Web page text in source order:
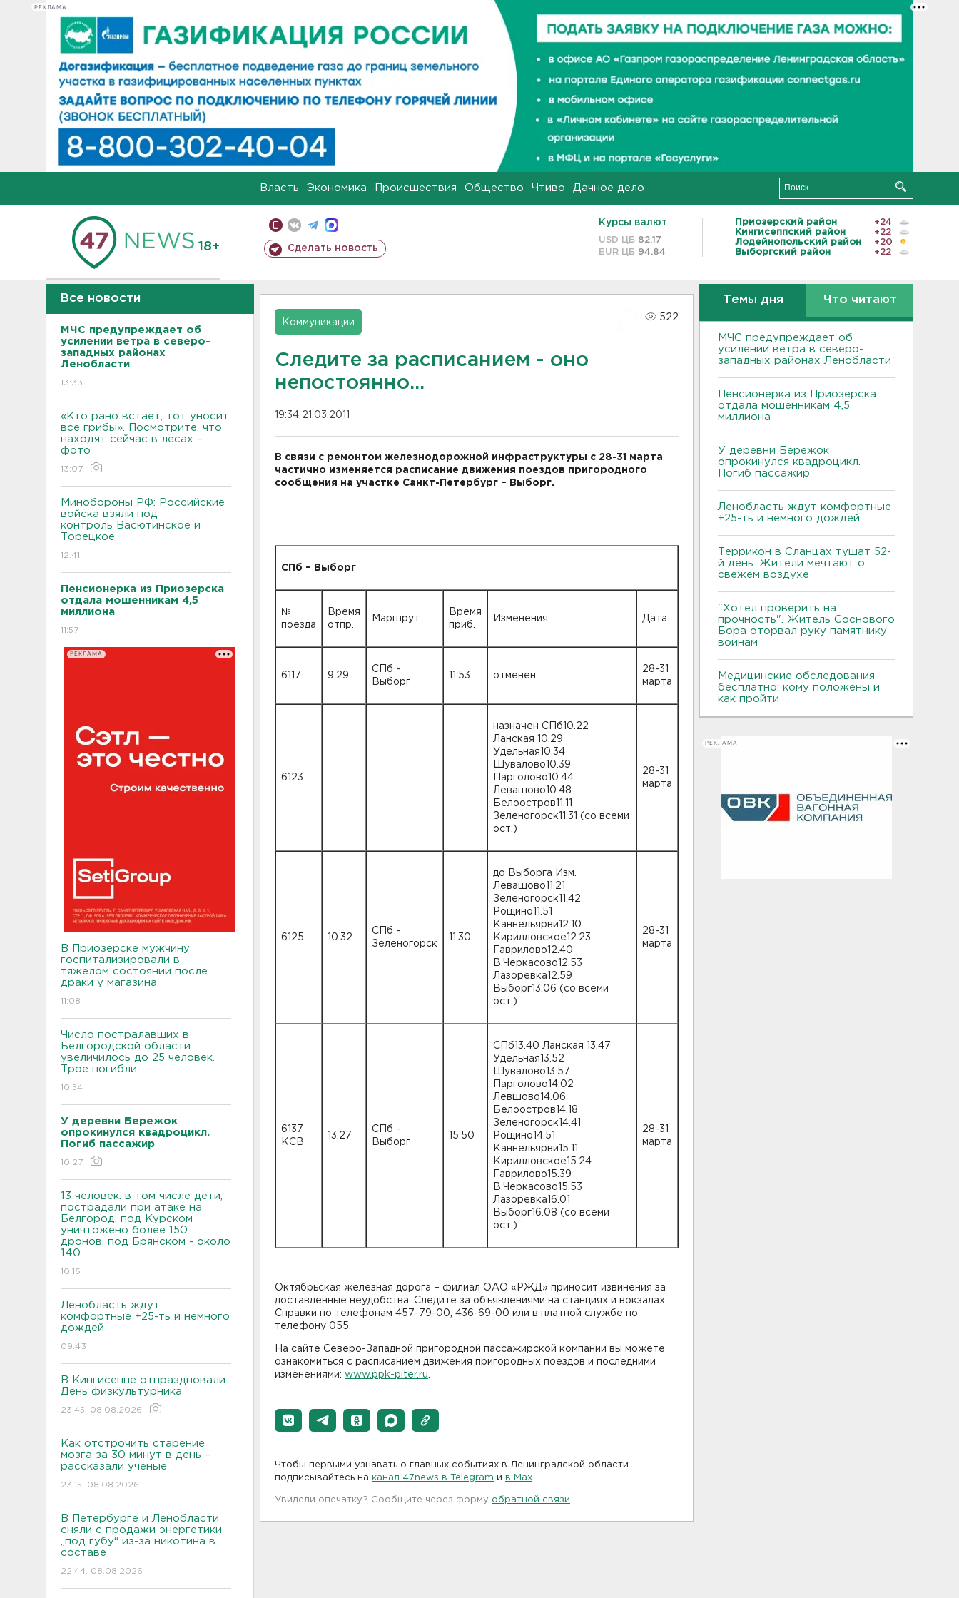
РЕКЛАМА
Власть Экономика Происшествия Общество Чтиво Дачное дело
18+ Сделать новость
Курсы валют
USD ЦБ 82.17
EUR ЦБ 94.84
Приозерский район
+24
Кингисеппский район
+22
Лодейнопольский район
+20
Выборгский район
+22
Все новости
МЧС предупреждает об
усилении ветра в северо-
западных районах
Ленобласти
13:33
«Кто рано встает, тот уносит
все грибы». Посмотрите, что
находят сейчас в лесах –
фото
13:07
Минобороны РФ: Российские
войска взяли под
контроль Васютинское и
Торецкое
12:41
Пенсионерка из Приозерска
отдала мошенникам 4,5
миллиона
11:57
РЕКЛАМА
В Приозерске мужчину
госпитализировали в
тяжелом состоянии после
драки у магазина
11:08
Число постралавших в
Белгородской области
увеличилось до 25 человек.
Трое погибли
10:54
У деревни Бережок
опрокинулся квадроцикл.
Погиб пассажир
10:27
13 человек. в том числе дети,
пострадали при атаке на
Белгород, под Курском
уничтожено более 150
дронов, под Брянском - около
140
10:16
Ленобласть ждут
комфортные +25-ть и немного
дождей
09:43
В Кингисеппе отпраздновали
День физкультурника
23:45, 08.08.2026
Как отстрочить старение
мозга за 30 минут в день –
рассказали ученые
23:15, 08.08.2026
В Петербурге и Ленобласти
сняли с продажи энергетики
„под губу“ из-за никотина в
составе
22:44, 08.08.2026
Коммуникации
522
Следите за расписанием - оно
непостоянно...
19:34 21.03.2011
В связи с ремонтом железнодорожной инфраструктуры с 28-31 марта
частично изменяется расписание движения поездов пригородного
сообщения на участке Санкт-Петербург – Выборг.
СПб – Выборг
№
поезда
Время
отпр.
Маршрут
Время
приб.
Изменения Дата
6117 9.29
СПб -
Выборг
11.53 отменен
28-31
марта
6123
назначен СПб10.22
Ланская 10.29
Удельная10.34
Шувалово10.39
Парголово10.44
Левашово10.48
Белоостров11.11
Зеленогорск11.31 (со всеми
ост.)
28-31
марта
6125 10.32
СПб -
Зеленогорск
11.30
до Выборга Изм.
Левашово11.21
Зеленогорск11.42
Рощино11.51
Каннельярви12.10
Кирилловское12.23
Гаврилово12.40
В.Черкасово12.53
Лазоревка12.59
Выборг13.06 (со всеми
ост.)
28-31
марта
6137
КСВ
13.27
СПб -
Выборг
15.50
СПб13.40 Ланская 13.47
Удельная13.52
Шувалово13.57
Парголово14.02
Левшово14.06
Белоостров14.18
Зеленогорск14.41
Рощино14.51
Каннельярви15.11
Кирилловское15.24
Гаврилово15.39
В.Черкасово15.53
Лазоревка16.01
Выборг16.08 (со всеми
ост.)
28-31
марта
Октябрьская железная дорога – филиал ОАО «РЖД» приносит извинения за
доставленные неудобства. Следите за объявлениями на станциях и вокзалах.
Справки по телефонам 457-79-00, 436-69-00 или в платной службе по
телефону 055.
На сайте Северо-Западной пригородной пассажирской компании вы можете
ознакомиться с расписанием движения пригородных поездов и последними
изменениями: www.ppk-piter.ru
Чтобы первыми узнавать о главных событиях в Ленинградской области -
подписывайтесь на канал 47news в Telegram и в Maх
Увидели опечатку? Сообщите через форму обратной связи
Темы дня Что читают
МЧС предупреждает об
усилении ветра в северо-
западных районах Ленобласти
Пенсионерка из Приозерска
отдала мошенникам 4,5
миллиона
У деревни Бережок
опрокинулся квадроцикл.
Погиб пассажир
Ленобласть ждут комфортные
+25-ть и немного дождей
Террикон в Сланцах тушат 52-
й день. Жители мечтают о
свежем воздухе
"Хотел проверить на
прочность". Житель Соснового
Бора оторвал руку памятнику
воинам
Медицинские обследования
бесплатно: кому положены и
как пройти
РЕКЛАМА